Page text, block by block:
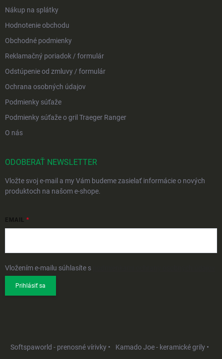
Nákup na splátky
Hodnotenie obchodu
Obchodné podmienky
Reklamačný poriadok / formulár
Odstúpenie od zmluvy / formulár
Ochrana osobných údajov
Podmienky súťaže
Podmienky súťaže o gril Traeger Ranger
O nás
ODOBERAŤ NEWSLETTER
Vložte svoj e-mail a my Vám budeme zasielať informácie o nových
produktoch na našom e-shope.
EMAIL
Vložením e-mailu súhlasíte s
Prihlásiť sa
Softspaworld - prenosné vírivky •
Kamado Joe - keramické grily •